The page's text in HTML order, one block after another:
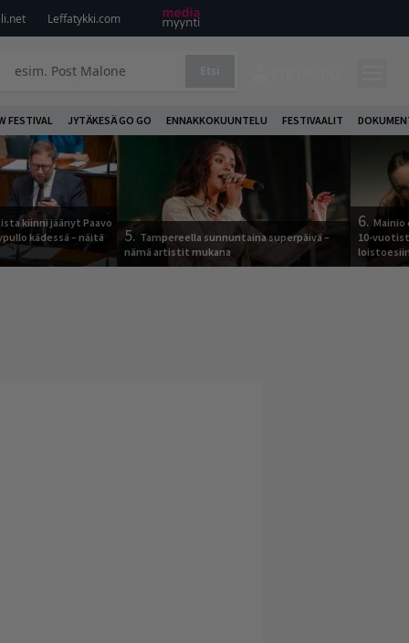
Leffatykki.com
FESTIVAL JYTÄKESÄ GO GO ENNAKKOKUUNTELU FESTIVAALIT
kiinni jäänyt Paavo
kädessä – näitä
5. Tampereella sunnuntaina superpäivä –
nämä artistit mukana
6.
10-